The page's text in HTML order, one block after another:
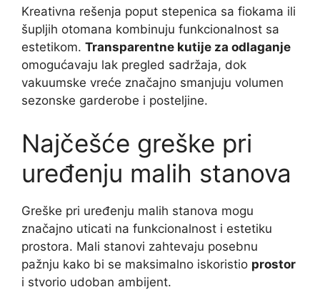
Kreativna rešenja poput stepenica sa fiokama ili
šupljih otomana kombinuju funkcionalnost sa
estetikom. Transparentne kutije za odlaganje
omogućavaju lak pregled sadržaja, dok
vakuumske vreće značajno smanjuju volumen
sezonske garderobe i posteljine.
Najčešće greške pri
uređenju malih stanova
Greške pri uređenju malih stanova mogu
značajno uticati na funkcionalnost i estetiku
prostora. Mali stanovi zahtevaju posebnu
pažnju kako bi se maksimalno iskoristio prostor
i stvorio udoban ambijent.